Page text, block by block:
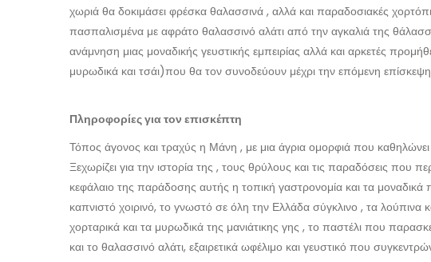
χωριά θα δοκιμάσει φρέσκα θαλασσινά , αλλά και παραδοσιακές
πασπαλισμένα με αφράτο θαλασσινό αλάτι από την αγκαλιά της
ανάμνηση μιας μοναδικής γευστικής εμπειρίας αλλά και αρκετές
μυρωδικά και τσάι)που θα τον συνοδεύουν μέχρι την επόμενη
Πληροφορίες για τον επισκέπτη
Τόπος άγονος και τραχύς η Μάνη , με μια άγρια ομορφιά που
Ξεχωρίζει για την ιστορία της , τους θρύλους και τις παραδόσεις που
κεφάλαιο της παράδοσης αυτής η τοπική γαστρονομία και τα μοναδικά
καπνιστό χοιρινό, το γνωστό σε όλη την Ελλάδα σύγκλινο , τα λούπινα
χορταρικά και τα μυρωδικά της μανιάτικης γης , το παστέλι που
και το θαλασσινό αλάτι, εξαιρετικά ωφέλιμο και γευστικό που